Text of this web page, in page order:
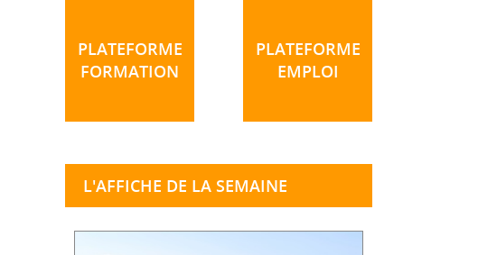
PLATEFORME
FORMATION
PLATEFORME
EMPLOI
L'AFFICHE DE LA SEMAINE